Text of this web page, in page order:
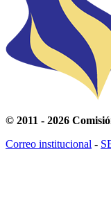
© 2011 - 2026
Correo institucional -